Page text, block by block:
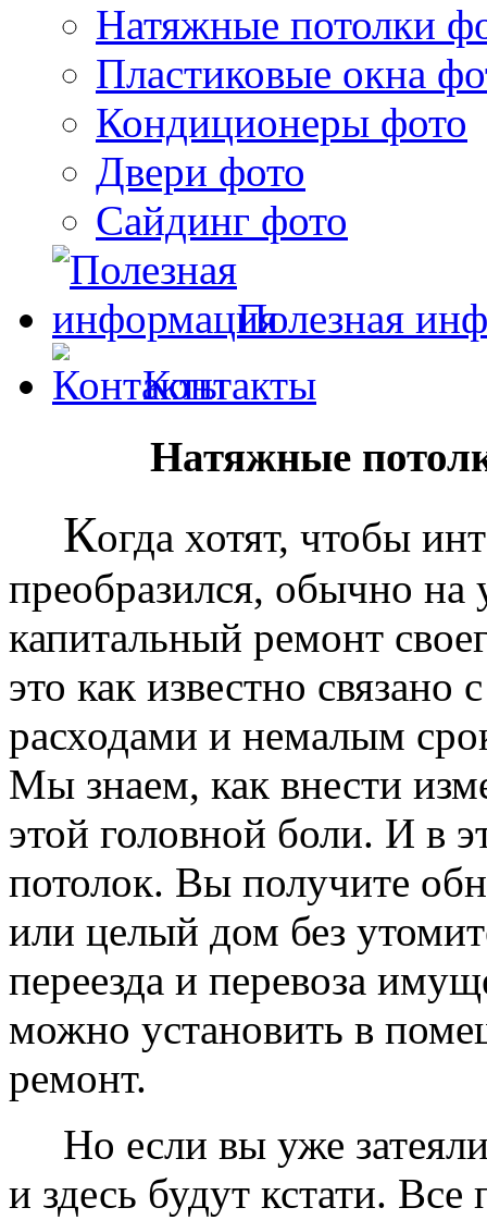
Натяжные потолки
Пластиковые окна
Кондиционеры фото
Двери фото
Сайдинг фото
Полезная
Контакты
Натяжные
Когда хотят, чтобы
преобразился, обычно на
капитальный ремонт
это как известно
расходами и немалым
Мы знаем, как внести
этой головной боли. И в
потолок. Вы получите
или целый дом без
переезда и перевоза
можно установить в
ремонт.
Но если вы уже
и здесь будут кстати.